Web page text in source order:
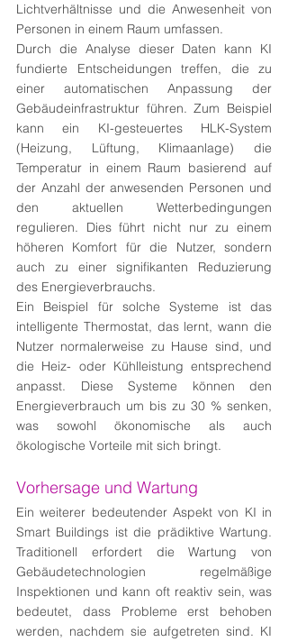
Lichtverhältnisse und die Anwesenheit von
Personen in einem Raum umfassen.
Durch die Analyse dieser Daten kann KI
fundierte Entscheidungen treffen, die zu
einer automatischen Anpassung der
Gebäudeinfrastruktur führen. Zum Beispiel
kann ein KI-gesteuertes HLK-System
(Heizung, Lüftung, Klimaanlage) die
Temperatur in einem Raum basierend auf
der Anzahl der anwesenden Personen und
den aktuellen Wetterbedingungen
regulieren. Dies führt nicht nur zu einem
höheren Komfort für die Nutzer, sondern
auch zu einer signifikanten Reduzierung
des Energieverbrauchs.
Ein Beispiel für solche Systeme ist das
intelligente Thermostat, das lernt, wann die
Nutzer normalerweise zu Hause sind, und
die Heiz- oder Kühlleistung entsprechend
anpasst. Diese Systeme können den
Energieverbrauch um bis zu 30 % senken,
was sowohl ökonomische als auch
ökologische Vorteile mit sich bringt.
Vorhersage und Wartung
Ein weiterer bedeutender Aspekt von KI in
Smart Buildings ist die prädiktive Wartung.
Traditionell erfordert die Wartung von
Gebäudetechnologien regelmäßige
Inspektionen und kann oft reaktiv sein, was
bedeutet, dass Probleme erst behoben
werden, nachdem sie aufgetreten sind. KI